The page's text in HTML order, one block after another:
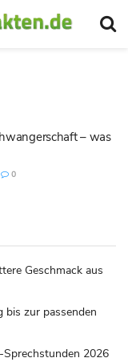
– was
0
Geschmack aus
bis zur passenden
2026